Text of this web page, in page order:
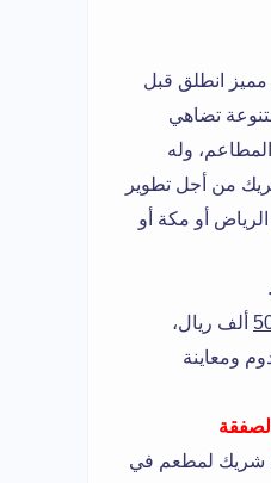
انطلق قبل
تضاهي
وله
من أجل تطوير
أو مكة أو
ألف ريال،
ومعاينة
شريك لمطعم في